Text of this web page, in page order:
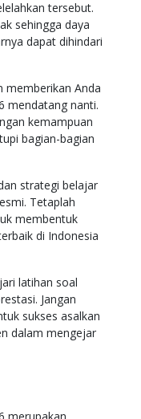
tersebut.
sehingga daya
dapat dihindari
memberikan Anda
mendatang nanti.
kemampuan
bagian-bagian
strategi belajar
Tetaplah
membentuk
di Indonesia
latihan soal
Jangan
sukses asalkan
dalam mengejar